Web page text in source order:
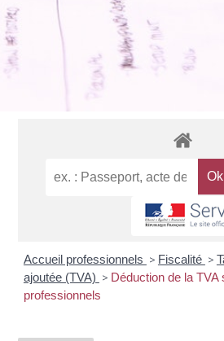
Accueil professionnels > Fiscalité >
ajoutée (TVA) > Déduction de la TVA
professionnels